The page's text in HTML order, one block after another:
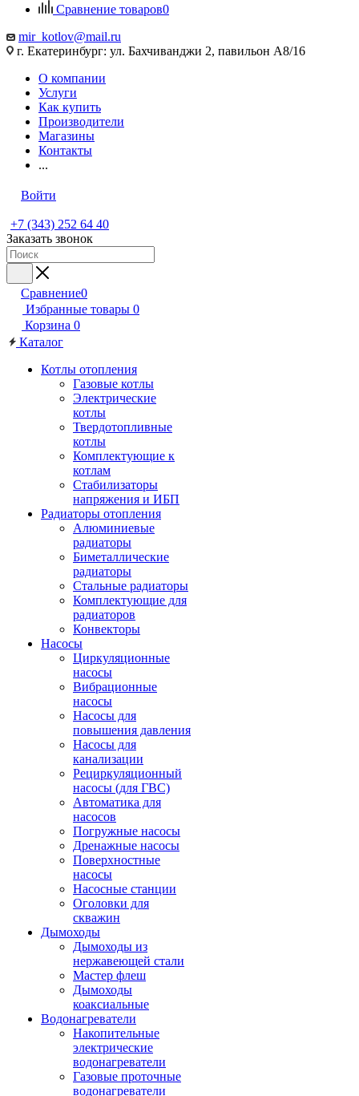
Сравнение товаров0
mir_kotlov@mail.ru
г. Екатеринбург: ул. Бахчиванджи 2, павильон А8/16
О компании
Услуги
Как купить
Производители
Магазины
Контакты
...
Войти
+7 (343) 252 64 40
Заказать звонок
Сравнение0
Избранные товары 0
Корзина 0
Каталог
Котлы отопления
Газовые котлы
Электрические
котлы
Твердотопливные
котлы
Комплектующие к
котлам
Стабилизаторы
напряжения и ИБП
Радиаторы отопления
Алюминиевые
радиаторы
Биметаллические
радиаторы
Стальные радиаторы
Комплектующие для
радиаторов
Конвекторы
Насосы
Циркуляционные
насосы
Вибрационные
насосы
Насосы для
повышения давления
Насосы для
канализации
Рециркуляционный
насосы (для ГВС)
Автоматика для
насосов
Погружные насосы
Дренажные насосы
Поверхностные
насосы
Насосные станции
Оголовки для
скважин
Дымоходы
Дымоходы из
нержавеющей стали
Мастер флеш
Дымоходы
коаксиальные
Водонагреватели
Накопительные
электрические
водонагреватели
Газовые проточные
водонагреватели